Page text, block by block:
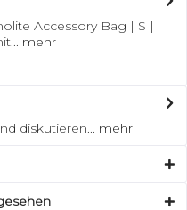
Accessory Bag | S |
mehr
diskutieren... mehr